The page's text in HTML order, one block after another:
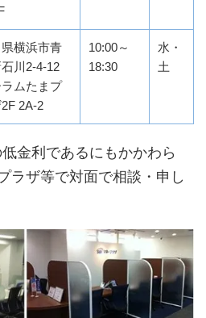
横浜市青
川2-4-12
ムたまプ
2A-2
10:00～
18:30
水・
土
金利であるにもかかわら
ラザ等で対面で相談・申し